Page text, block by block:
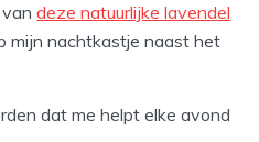
vandeze natuurlijke lavendel
mijn nachtkastje naast het
dat me helpt elke avond